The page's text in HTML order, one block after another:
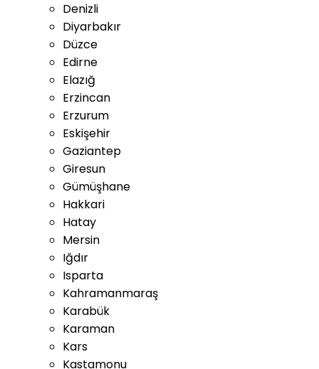
Denizli
Diyarbakır
Düzce
Edirne
Elazığ
Erzincan
Erzurum
Eskişehir
Gaziantep
Giresun
Gümüşhane
Hakkari
Hatay
Mersin
Iğdır
Isparta
Kahramanmaraş
Karabük
Karaman
Kars
Kastamonu